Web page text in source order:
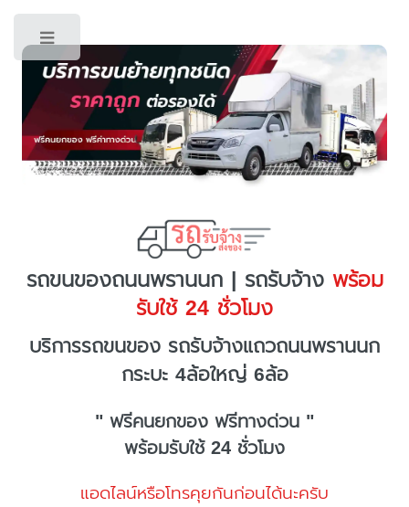
รถขนของถนนพรานนก | รถรับจ้างพร้อม
รับใช้ 24 ชั่วโมง
บริการรถขนของ รถรับจ้างแถวถนนพรานนก
กระบะ 4ล้อใหญ่ 6ล้อ
" ฟรีคนยกของ ฟรีทางด่วน "
พร้อมรับใช้ 24 ชั่วโมง
แอดไลน์หรือโทรคุยกันก่อนได้นะครับ
Toggle